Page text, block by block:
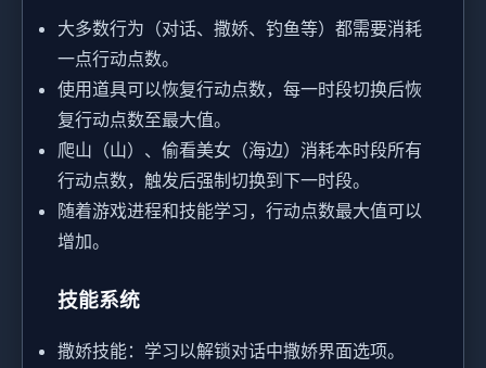
大多数行为（对话、撒娇、钓鱼等）都需要消耗
一点行动点数。
使用道具可以恢复行动点数，每一时段切换后恢
复行动点数至最大值。
爬山（山）、偷看美女（海边）消耗本时段所有
行动点数，触发后强制切换到下一时段。
随着游戏进程和技能学习，行动点数最大值可以
增加。
技能系统
撒娇技能：学习以解锁对话中撒娇界面选项。